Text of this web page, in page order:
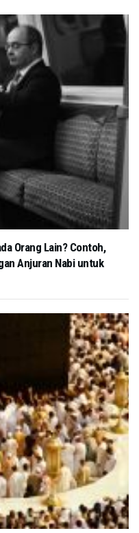
Orang Lain? Contoh,
Anjuran Nabi untuk